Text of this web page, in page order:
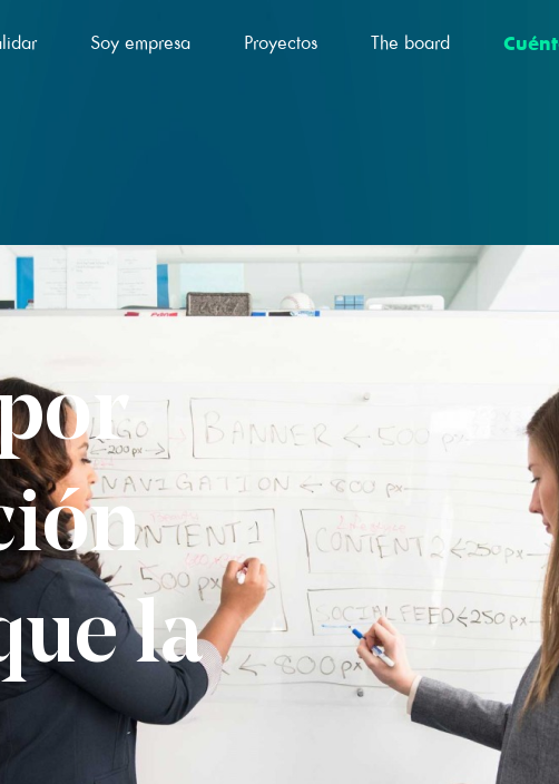
Soy empresa Proyectos The board
la